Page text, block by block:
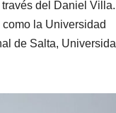
través del Daniel Villa.
como la Universidad
de Salta,